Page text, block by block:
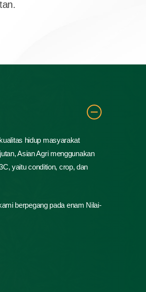
hidup masyarakat
Asian Agri menggunakan
yaitu condition, crop, dan
berpegang pada enam Nilai-